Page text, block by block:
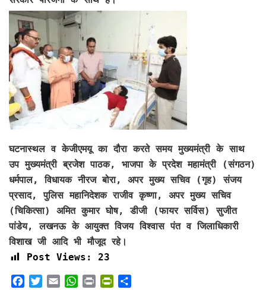
घटनास्थल व केजीएमयू का दौरा करते समय मुख्यमंत्री के साथ
उप मुख्यमंत्री ब्रजेश पाठक, भाजपा के प्रदेश महामंत्री (संगठन)
धर्मपाल, विधायक नीरज बोरा, अपर मुख्य सचिव (गृह) संजय
प्रसाद, पुलिस महानिदेशक राजीव कृष्णा, अपर मुख्य सचिव
(चिकित्सा) अमित कुमार घोष, डीजी (फायर सर्विस) सुजीत
पांडेय, लखनऊ के आयुक्त विजय विश्वास पंत व जिलाधिकारी
विशाख जी आदि भी मौजूद रहे।
Post Views:
23